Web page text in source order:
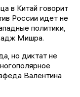
в Китай говорит
России идет не
политики,
Мишра.
но диктат не
Валентина